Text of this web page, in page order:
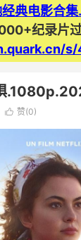
经典电影合
纪录片过
 赞(0)